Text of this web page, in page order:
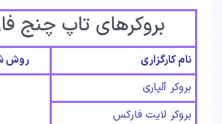
بروکرهای تاپ چنج
نام کارگزاری
روش
بروکر آلپاری
بروکر لایت فارکس